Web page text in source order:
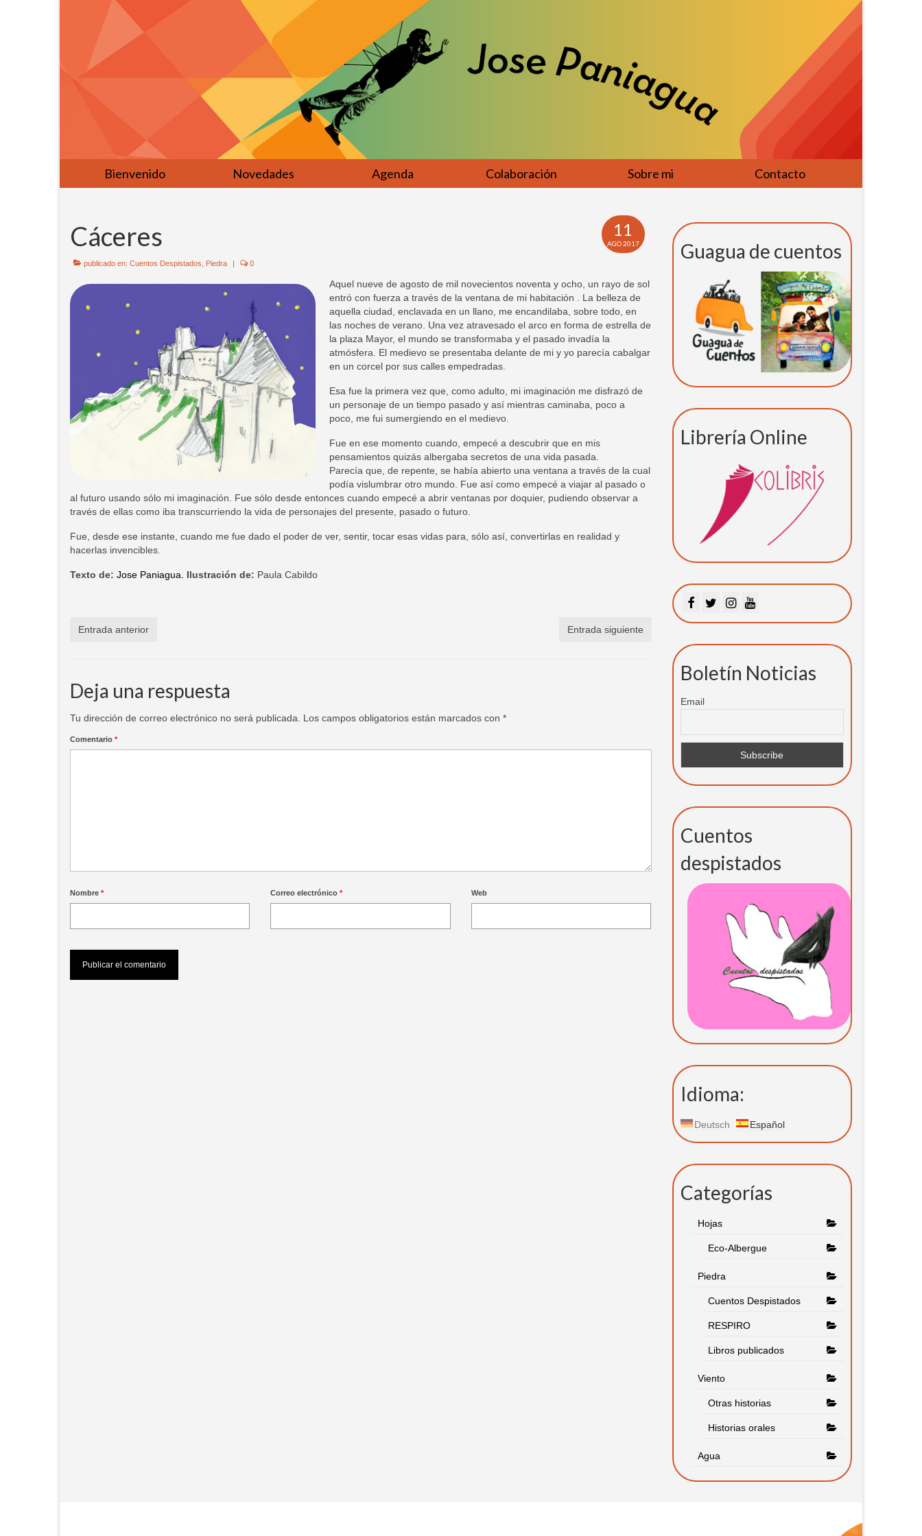
Bienvenido Novedades Agenda Colaboración Sobre mi Contacto
11
AGO 2017
Cáceres
publicado en: Cuentos Despistados, Piedra 0
Aquel nueve de agosto de mil novecientos noventa y ocho, un rayo de sol
entró con fuerza a través de la ventana de mi habitación . La belleza de
aquella ciudad, enclavada en un llano, me encandilaba, sobre todo, en
las noches de verano. Una vez atravesado el arco en forma de estrella de
la plaza Mayor, el mundo se transformaba y el pasado invadía la
atmósfera. El medievo se presentaba delante de mi y yo parecía cabalgar
en un corcel por sus calles empedradas.
Esa fue la primera vez que, como adulto, mi imaginación me disfrazó de
un personaje de un tiempo pasado y así mientras caminaba, poco a
poco, me fui sumergiendo en el medievo.
Fue en ese momento cuando, empecé a descubrir que en mis
pensamientos quizás albergaba secretos de una vida pasada.
Parecía que, de repente, se había abierto una ventana a través de la cual
podía vislumbrar otro mundo. Fue así como empecé a viajar al pasado o
al futuro usando sólo mi imaginación. Fue sólo desde entonces cuando empecé a abrir ventanas por doquier, pudiendo observar a
través de ellas como iba transcurriendo la vida de personajes del presente, pasado o futuro.
Fue, desde ese instante, cuando me fue dado el poder de ver, sentir, tocar esas vidas para, sólo así, convertirlas en realidad y
hacerlas invencibles.
Texto de: Jose Paniagua. Ilustración de: Paula Cabildo
Entrada anterior Entrada siguiente
Deja una respuesta
Tu dirección de correo electrónico no será publicada. Los campos obligatorios están marcados con *
Comentario *
Nombre * Correo electrónico* Web
Guagua de cuentos
Librería Online
Boletín Noticias
Email
Cuentos
despistados
Idioma:
Deutsch Español
Categorías
Hojas
Eco-Albergue
Piedra
Cuentos Despistados
RESPIRO
Libros publicados
Viento
Otras historias
Historias orales
Agua